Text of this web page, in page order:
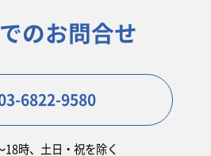
のお問合せ
6822-9580
18時、土日・祝を除く